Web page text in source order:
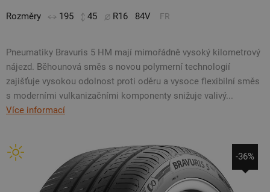
Rozměry 195 45 R16 84V FR
Pneumatiky Bravuris 5 HM mají mimořádně vysoký kilometrový
nájezd. Běhounová směs s novou polymerní technologií
zajišťuje vysokou odolnost proti oděru a vysoce flexibilní směs
s moderními vulkanizačními komponenty snižuje valivý...
Více informací
-36%